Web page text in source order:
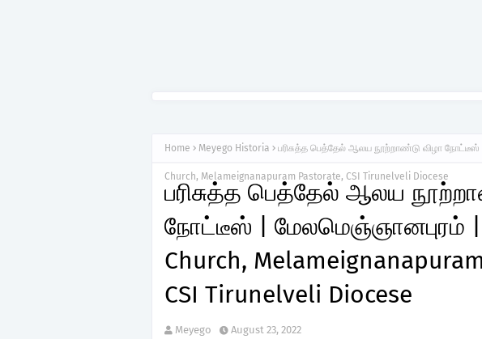
Home Meyego Historia பரிசுத்த பெத்தேல் ஆலய நூற்றாண்டு விழா
Church, Melameignanapuram Pastorate, CSI Tirunelveli Diocese
பரிசுத்த பெத்தேல் ஆலய
நோட்டீஸ் | மேலமெஞ்ஞானபுரம் |
Church,
CSI Tirunelveli Diocese
Meyego August 23, 2022